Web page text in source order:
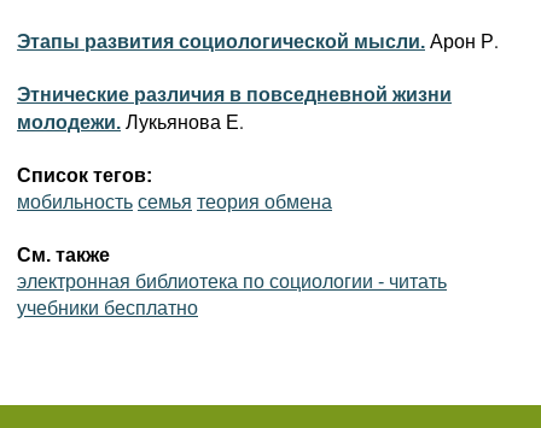
Этапы развития социологической мысли. Арон Р.
Этнические различия в повседневной жизни
молодежи. Лукьянова Е.
Список тегов:
мобильность семья теория обмена
См. также
электронная библиотека по социологии - читать
учебники бесплатно